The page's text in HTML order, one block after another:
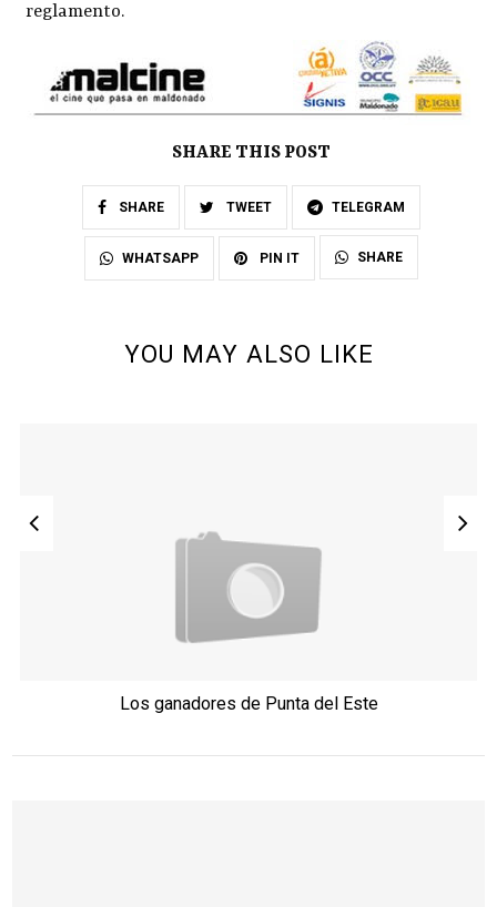
reglamento.
SHARE THIS POST
SHARE TWEET TELEGRAM
WHATSAPP PIN IT SHARE
YOU MAY ALSO LIKE
Los ganadores de Punta del Este